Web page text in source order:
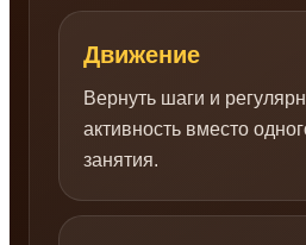
Движение
Вернуть шаги и
активность вместо
занятия.